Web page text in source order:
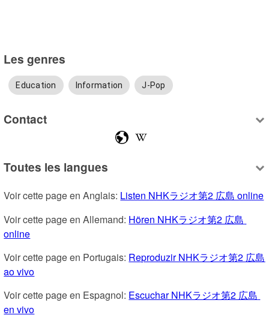
Les genres
Education Information J-Pop
Contact
Toutes les langues
Voir cette page en Anglais: Listen NHKラジオ第2 広島 online
Voir cette page en Allemand: Hören NHKラジオ第2 広島
online
Voir cette page en Portugais: Reproduzir NHKラジオ第2 広島
ao vivo
Voir cette page en Espagnol: Escuchar NHKラジオ第2 広島
en vivo